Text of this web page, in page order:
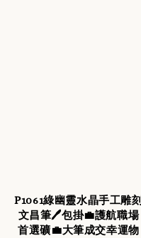
P1061綠幽靈水晶手工雕刻
文昌筆🖊️包掛💼護航職場
首選礦💼大筆成交幸運物